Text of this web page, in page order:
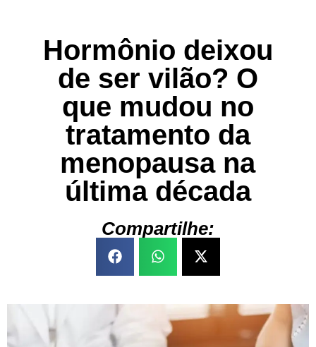
Hormônio deixou
de ser vilão? O
que mudou no
tratamento da
menopausa na
última década
Compartilhe: